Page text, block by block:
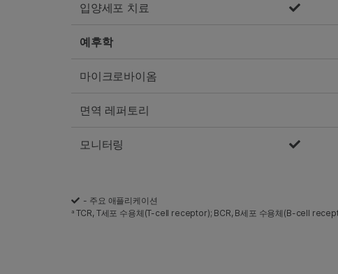
입양세포 치료
예후학
마이크로바이옴
면역 레퍼토리
모니터링
- 주요 애플리케이션
aTCR, T세포 수용체(T-cell receptor); BCR, B세포 수용체(B-cell